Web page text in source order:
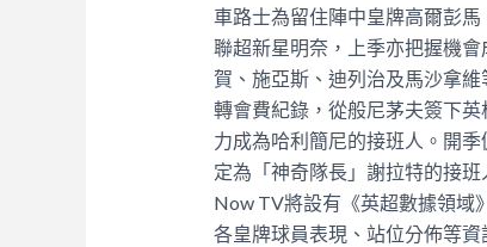
車路士為留住陣中皇牌高爾彭
聯超新星明奈，上季亦把握機
賀、施亞斯、迪列治及馬沙拿
轉會費紀錄，從般尼茅夫簽下
力成為哈利簡尼的接班人。開
定為「神奇隊長」謝拉特的接
Now TV將設有《英超數據領域
各皇牌球員表現、站位分佈等